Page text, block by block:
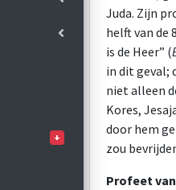
+
Juda. Zijn
helft van de
is de Heer” (
in dit geval;
niet alleen
Kores,
door hem
zou
Profeet